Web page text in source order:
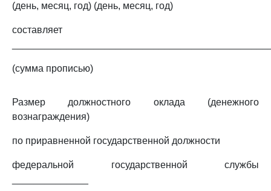
(день, месяц, год) (день, месяц, год)
составляет
(сумма прописью)
Размер должностного оклада (денежного
вознаграждения)
по приравненной государственной должности
федеральной государственной службы